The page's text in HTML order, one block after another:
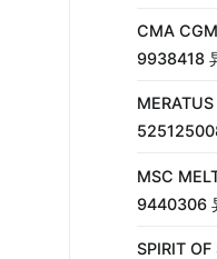
CMA
9938418
MSC
9440306
SPIRIT